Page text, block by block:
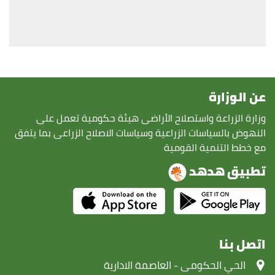
عن الوزارة
وزارة الزراعة واستصلاح الأراضى هيئة حكومية تعمل على
النهوض بالسياسات الزراعية وسياسات الاصلاح الزراعى بما يتفق
مع خطط التنمية القومية
تطبيق هدهد
اتصل بنا
‏الحي الحكومى - العاصمة الادارية